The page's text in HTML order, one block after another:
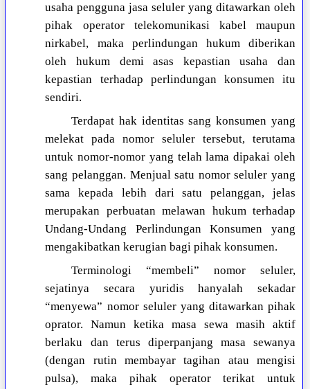
usaha pengguna jasa seluler yang ditawarkan oleh
pihak operator telekomunikasi kabel maupun
nirkabel, maka perlindungan hukum diberikan
oleh hukum demi asas kepastian usaha dan
kepastian terhadap perlindungan konsumen itu
sendiri.
Terdapat hak identitas sang konsumen yang
melekat pada nomor seluler tersebut, terutama
untuk nomor-nomor yang telah lama dipakai oleh
sang pelanggan. Menjual satu nomor seluler yang
sama kepada lebih dari satu pelanggan, jelas
merupakan perbuatan melawan hukum terhadap
Undang-Undang Perlindungan Konsumen yang
mengakibatkan kerugian bagi pihak konsumen.
Terminologi “membeli” nomor seluler,
sejatinya secara yuridis hanyalah sekadar
“menyewa” nomor seluler yang ditawarkan pihak
oprator. Namun ketika masa sewa masih aktif
berlaku dan terus diperpanjang masa sewanya
(dengan rutin membayar tagihan atau mengisi
pulsa), maka pihak operator terikat untuk